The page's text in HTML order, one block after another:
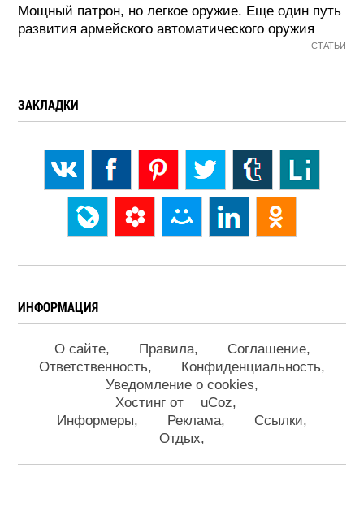
Мощный патрон, но легкое оружие. Еще один путь
развития армейского автоматического оружия
СТАТЬИ
ЗАКЛАДКИ
ИНФОРМАЦИЯ
О сайте Правила
Соглашение
Ответственность
Конфиденциальность
Уведомление о cookies
Хостинг от
uCoz
Информеры
Реклама
Ссылки
Отдых